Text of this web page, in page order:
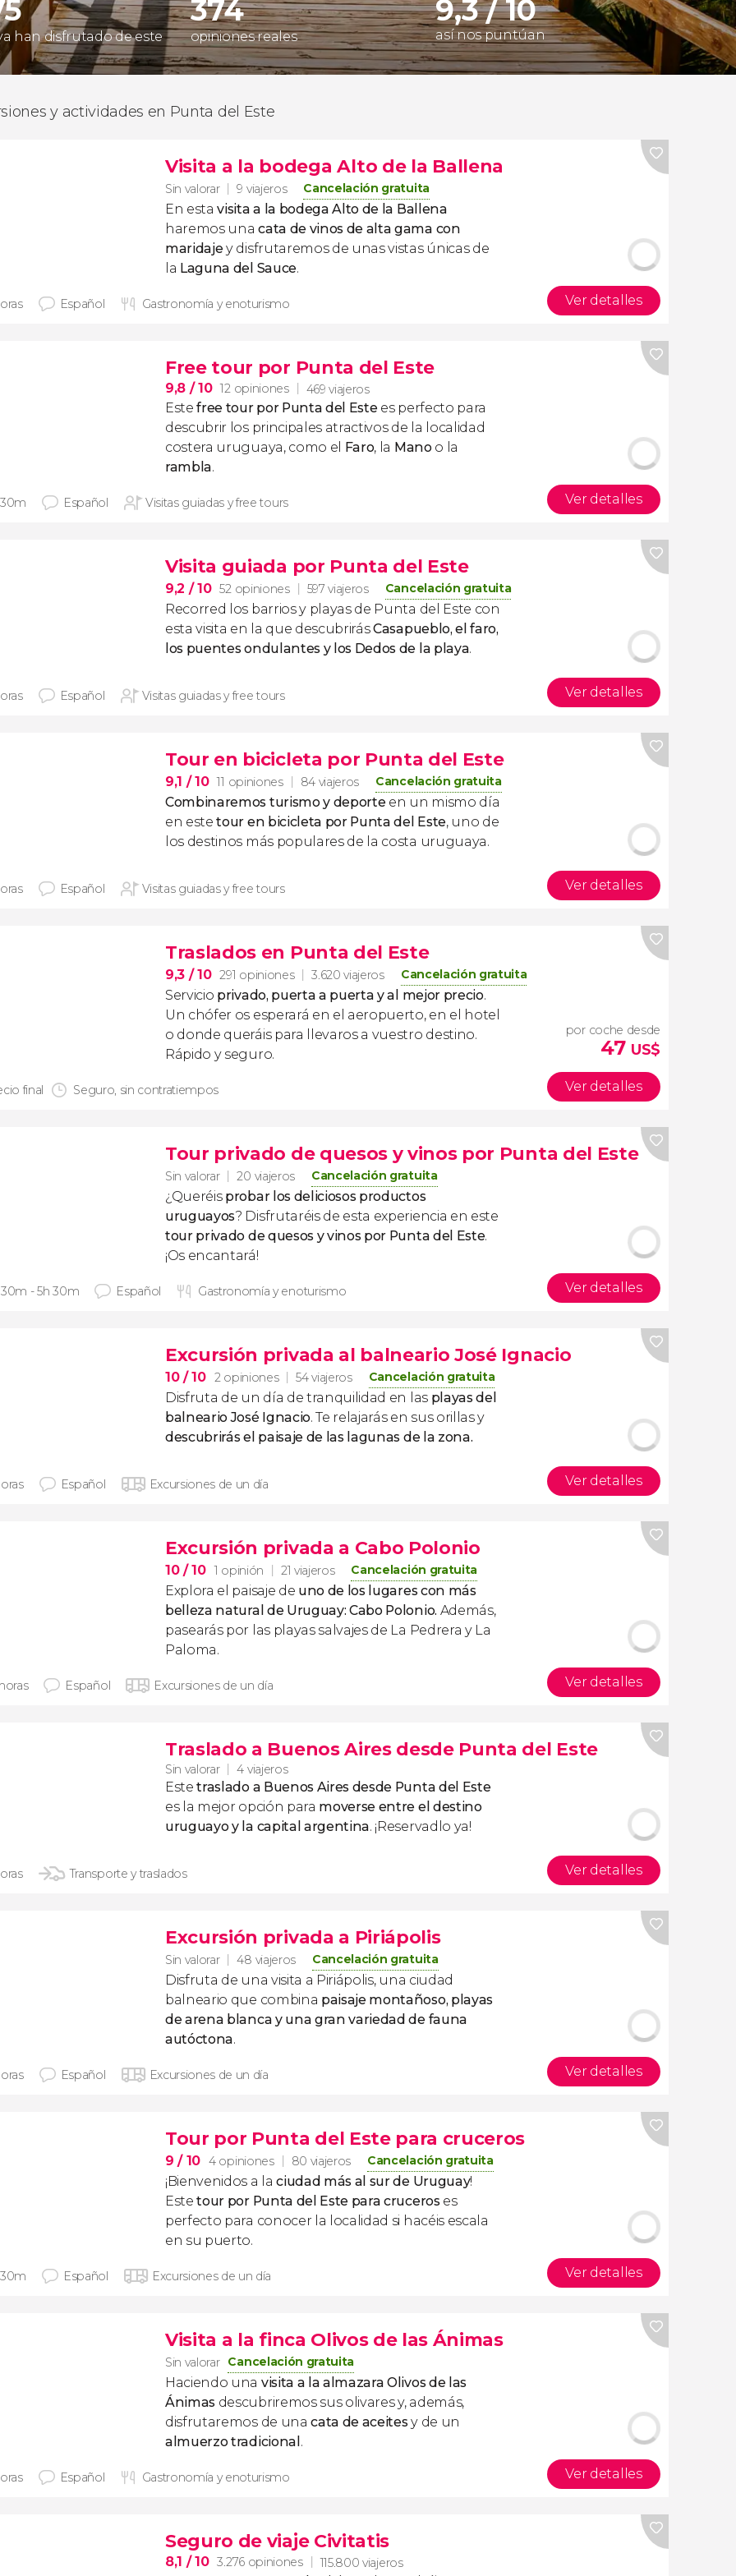
han disfrutado de este
374
opiniones reales
9,3 / 10
así nos puntúan
y actividades en Punta del Este
Visita a la bodega Alto de la Ballena
Sin valorar 9 viajeros Cancelación gratuita
En estavisita a la bodega Alto de la Ballena
haremos unacata de vinos de alta gama con
maridaje y disfrutaremos de unas vistas únicas de
la Laguna del Sauce.
Español Gastronomía y enoturismo Ver detalles
Free tour por Punta del Este
9,8 / 10 12 opiniones 469 viajeros
Estefree tour por Punta del Este es perfecto para
descubrir los principales atractivos de la localidad
costera uruguaya, como el Faro, la Mano o la
rambla.
Español Visitas guiadas y free tours Ver detalles
Visita guiada por Punta del Este
9,2 / 10 52 opiniones 597 viajeros Cancelación gratuita
Recorred los barrios y playas de Punta del Este con
esta visita en la que descubrirásCasapueblo, el faro,
los puentes ondulantes y los Dedos de la playa.
Español Visitas guiadas y free tours Ver detalles
Tour en bicicleta por Punta del Este
9,1 / 10 11 opiniones 84 viajeros Cancelación gratuita
Combinaremos turismo y deporte en un mismo día
en estetour en bicicleta por Punta del Este, uno de
los destinos más populares de la costa uruguaya.
Español Visitas guiadas y free tours Ver detalles
Traslados en Punta del Este
9,3 / 10 291 opiniones 3.620 viajeros Cancelación gratuita
Servicio privado, puerta a puerta y al mejor precio.
Un chófer os esperará en el aeropuerto, en el hotel
o donde queráis para llevaros a vuestro destino.
Rápido y seguro.
final Seguro, sin contratiempos
por coche desde
47 US$
Ver detalles
Tour privado de quesos y vinos por Punta del Este
Sin valorar 20 viajeros Cancelación gratuita
¿Queréis probar los deliciosos productos
uruguayos? Disfrutaréis de esta experiencia en este
tour privado de quesos y vinos por Punta del Este.
¡Os encantará!
- 5h 30m Español Gastronomía y enoturismo Ver detalles
Excursión privada al balneario José Ignacio
10/ 10 2 opiniones 54 viajeros Cancelación gratuita
Disfruta de un día de tranquilidad en las playas del
balneario José Ignacio. Te relajarás en sus orillas y
descubrirás el paisaje de las lagunas de la zona.
Español Excursiones de un día Ver detalles
Excursión privada a Cabo Polonio
10/ 10 1 opinión 21 viajeros Cancelación gratuita
Explora el paisaje de uno de los lugares con más
belleza natural de Uruguay: Cabo Polonio. Además,
pasearás por las playas salvajes de La Pedrera y La
Paloma.
Español Excursiones de un día Ver detalles
Traslado a Buenos Aires desde Punta del Este
Sin valorar 4 viajeros
Estetraslado a Buenos Aires desde Punta del Este
es la mejor opción para moverse entre el destino
uruguayo y la capital argentina. ¡Reservadlo ya!
Transporte y traslados Ver detalles
Excursión privada a Piriápolis
Sin valorar 48 viajeros Cancelación gratuita
Disfruta de una visita a Piriápolis, una ciudad
balneario que combina paisaje montañoso, playas
de arena blanca y una gran variedad de fauna
autóctona.
Español Excursiones de un día Ver detalles
Tour por Punta del Este para cruceros
9/ 10 4 opiniones 80 viajeros Cancelación gratuita
¡Bienvenidos a laciudad más al sur de Uruguay!
Estetour por Punta del Este para cruceroses
perfecto para conocer la localidad si hacéis escala
en su puerto.
Español Excursiones de un día Ver detalles
Visita a la finca Olivos de las Ánimas
Sin valorar Cancelación gratuita
Haciendo una visita a la almazara Olivos de las
Ánimas descubriremos sus olivares y, además,
disfrutaremos de unacata de aceitesy de un
almuerzo tradicional .
Español Gastronomía y enoturismo Ver detalles
Seguro de viaje Civitatis
8,1 / 10 3.276 opiniones 115.800 viajeros